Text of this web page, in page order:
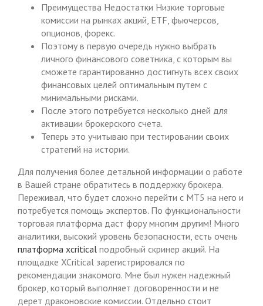
Преимущества Недостатки Низкие торговые
комиссии на рынках акций, ETF, фьючерсов,
опционов, форекс.
Поэтому в первую очередь нужно выбрать
личного финансового советника, с которым вы
сможете гарантированно достигнуть всех своих
финансовых целей оптимальным путем с
минимальными рисками.
После этого потребуется несколько дней для
активации брокерского счета.
Теперь это учитываю при тестировании своих
стратегий на истории.
Для получения более детальной информации о работе
в Вашей стране обратитесь в поддержку брокера.
Переживал, что будет сложно перейти с МТ5 на него и
потребуется помощь экспертов. По функциональности
торговая платформа даст фору многим другим! Много
аналитики, высокий уровень безопасности, есть очень
платформа xcritical подробный скринер акций. На
площадке XCritical зарегистрировался по
рекомендации знакомого. Мне был нужен надежный
брокер, который выполняет договоренности и не
дерет драконовские комиссии. Отдельно стоит